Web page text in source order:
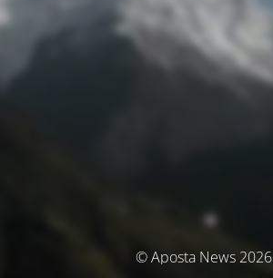
© Aposta News 2026